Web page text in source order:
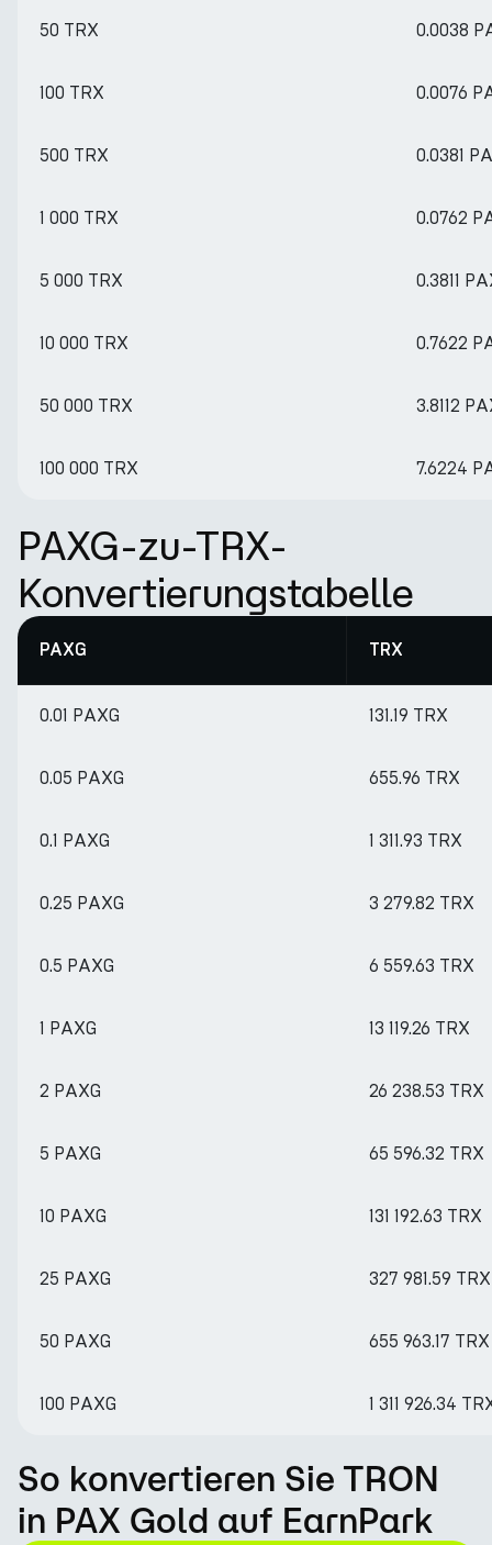
50 TRX 0.0038
100 TRX 0.0076
500 TRX 0.0381
1 000 TRX 0.0762
5 000 TRX 0.3811
10 000 TRX 0.7622
50 000 TRX 3.8112
100 000 TRX 7.6224
PAXG-zu-TRX-
Konvertierungstabelle
PAXG TRX
0.01 PAXG 131.19 TRX
0.05 PAXG 655.96 TRX
0.1 PAXG 1 311.93 TRX
0.25 PAXG 3 279.82 TRX
0.5 PAXG 6 559.63 TRX
1 PAXG 13 119.26 TRX
2 PAXG 26 238.53 TRX
5 PAXG 65 596.32 TRX
10 PAXG 131 192.63 TRX
25 PAXG 327 981.59 TRX
50 PAXG 655 963.17 TRX
100 PAXG 1 311 926.34
So konvertieren Sie TRON
in PAX Gold auf EarnPark